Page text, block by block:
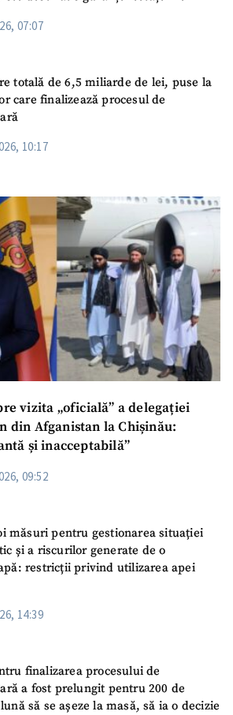
07:07
totală de 6,5 miliarde de lei, puse la
care finalizează procesul de
10:17
vizita „oficială” a delegației
din Afganistan la Chișinău:
și inacceptabilă”
09:52
măsuri pentru gestionarea situației
și a riscurilor generate de o
restricții privind utilizarea apei
14:39
finalizarea procesului de
a fost prelungit pentru 200 de
să se așeze la masă, să ia o decizie